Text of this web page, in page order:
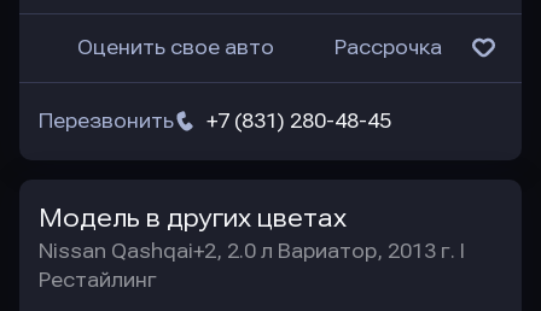
Оценить свое авто Рассрочка
+7 (831) 280-48-45
Перезвонить
Модель в других цветах
Nissan Qashqai+2, 2.0 л Вариатор, 2013 г. I
Рестайлинг